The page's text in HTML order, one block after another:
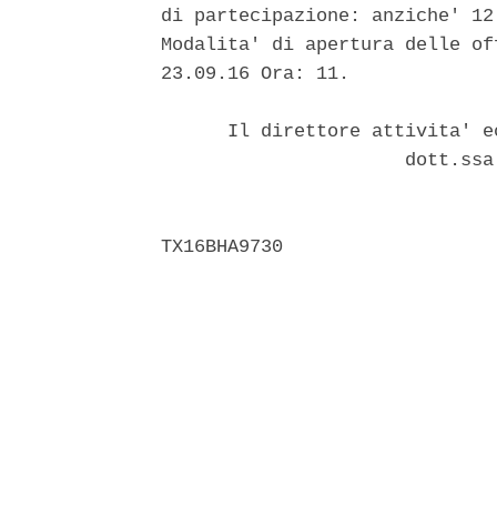
di partecipazione: anziche'
Modalita' di apertura delle
23.09.16 Ora: 11.
Il direttore attivita'